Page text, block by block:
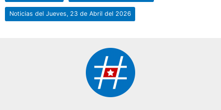
Noticias del Jueves, 23 de Abril del 2026